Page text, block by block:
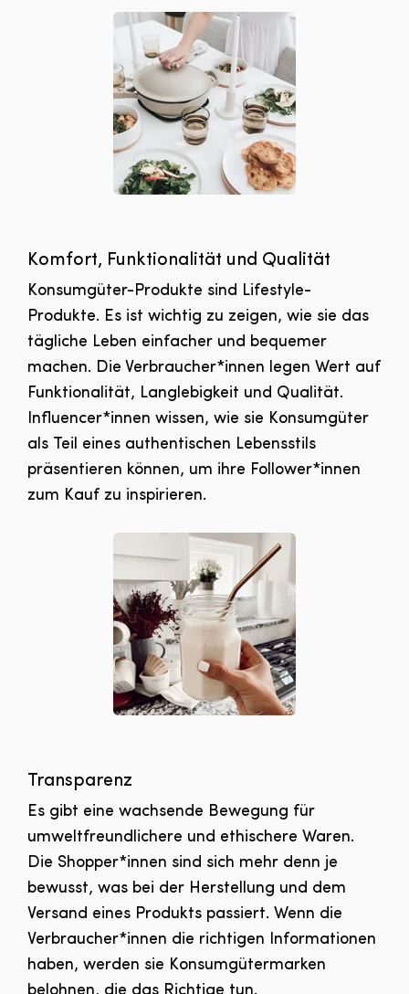
Komfort, Funktionalität und Qualität
Konsumgüter-Produkte sind Lifestyle-
Produkte. Es ist wichtig zu zeigen, wie sie das
tägliche Leben einfacher und bequemer
machen. Die Verbraucher*innen legen Wert auf
Funktionalität, Langlebigkeit und Qualität.
Influencer*innen wissen, wie sie Konsumgüter
als Teil eines authentischen Lebensstils
präsentieren können, um ihre Follower*innen
zum Kauf zu inspirieren.
Transparenz
Es gibt eine wachsende Bewegung für
umweltfreundlichere und ethischere Waren.
Die Shopper*innen sind sich mehr denn je
bewusst, was bei der Herstellung und dem
Versand eines Produkts passiert. Wenn die
Verbraucher*innen die richtigen Informationen
haben, werden sie Konsumgütermarken